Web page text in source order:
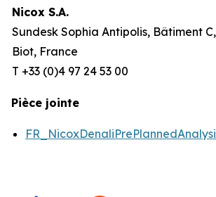
Nicox S.A.
Sundesk Sophia Antipolis, Bâtiment
Biot, France
T +33 (0)4 97 24 53 00
Pièce jointe